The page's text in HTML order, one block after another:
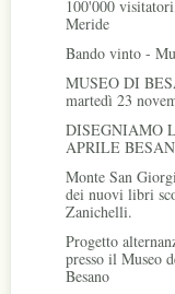
100'000
Meride
Bando vinto -
MUSEO DI
martedì 23
DISEGNIAMO
APRILE
Monte San
dei nuovi libri
Zanichelli.
Progetto
presso il Museo
Besano